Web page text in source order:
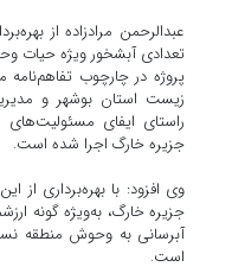
تعدادی آبشخور ویژه حیات
پروژه در چارچوب
زیست استان بوشهر و
راستای ایفای
جزیره خارگ اجرا شده است.
وی افزود: با بهره‌برداری از
جزیره خارگ، به‌ویژه گونه
آبرسانی به وحوش منطقه
است.